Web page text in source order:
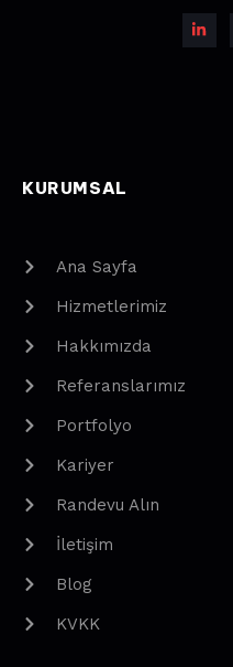
KURUMSAL
Ana Sayfa
Hizmetlerimiz
Hakkımızda
Referanslarımız
Portfolyo
Kariyer
Randevu Alın
İletişim
Blog
KVKK